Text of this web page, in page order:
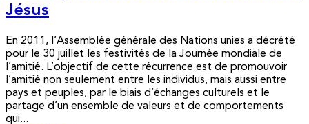
Jésus
En 2011, l’Assemblée générale des Nations unies a décrété
pour le 30 juillet les festivités de la Journée mondiale de
l’amitié. L’objectif de cette récurrence est de promouvoir
l’amitié non seulement entre les individus, mais aussi entre
pays et peuples, par le biais d’échanges culturels et le
partage d’un ensemble de valeurs et de comportements
qui...